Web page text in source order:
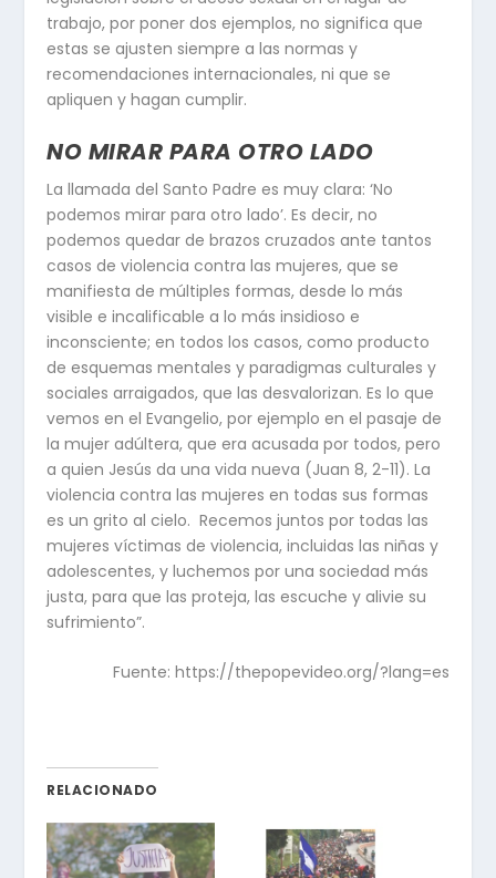
trabajo, por poner dos ejemplos, no significa que
estas se ajusten siempre a las normas y
recomendaciones internacionales, ni que se
apliquen y hagan cumplir.
NO MIRAR PARA OTRO LADO
La llamada del Santo Padre es muy clara: ‘No
podemos mirar para otro lado’. Es decir, no
podemos quedar de brazos cruzados ante tantos
casos de violencia contra las mujeres, que se
manifiesta de múltiples formas, desde lo más
visible e incalificable a lo más insidioso e
inconsciente; en todos los casos, como producto
de esquemas mentales y paradigmas culturales y
sociales arraigados, que las desvalorizan. Es lo que
vemos en el Evangelio, por ejemplo en el pasaje de
la mujer adúltera, que era acusada por todos, pero
a quien Jesús da una vida nueva (Juan 8, 2-11). La
violencia contra las mujeres en todas sus formas
es un grito al cielo. Recemos juntos por todas las
mujeres víctimas de violencia, incluidas las niñas y
adolescentes, y luchemos por una sociedad más
justa, para que las proteja, las escuche y alivie su
sufrimiento”.
Fuente: https://thepopevideo.org/?lang=es
RELACIONADO